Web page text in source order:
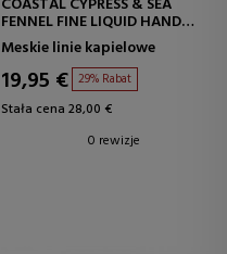
COASTAL CYPRESS & SEA
FENNEL FINE LIQUID HAND
WASH
Meskie linie kapielowe
19,95 € 29% Rabat
Stała cena 28,00 €
0 rewizje